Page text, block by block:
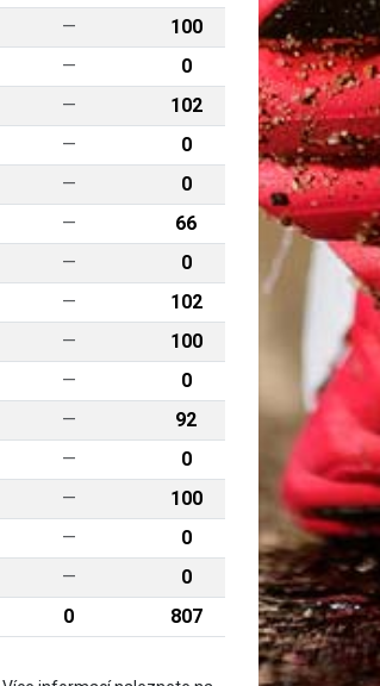
—
100
—
0
—
102
—
0
—
0
—
66
—
0
—
102
—
100
—
0
—
92
—
0
—
100
—
0
—
0
0 807